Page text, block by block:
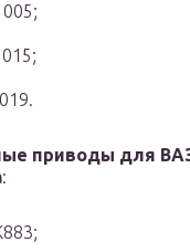
приводы для
: